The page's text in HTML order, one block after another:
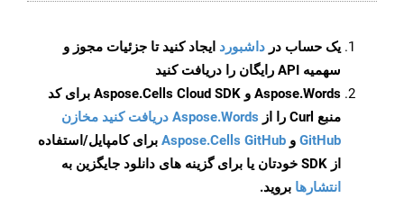
یک حساب در داشبورد ایجاد کنید تا جزئیات مجوز و
سهمیه API رایگان را دریافت کنید
Aspose.Words و Aspose.Cells Cloud SDK برای کد
منبع Curl را از
Aspose.Words دریافت کنید مخازن
GitHub و Aspose.Cells GitHub برای کامپایل/استفاده
از SDK خودتان یا برای گزینه های دانلود جایگزین به
انتشارها بروید.